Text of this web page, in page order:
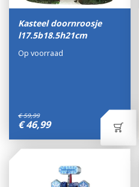
Kasteel doornroosje
l17.5b18.5h21cm
€ 59,99
€ 46,99
Op voorraad